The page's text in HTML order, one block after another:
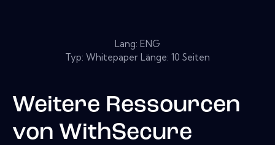
Lang: ENG
Typ: Whitepaper Länge: 10 Seiten
Weitere Ressourcen
von WithSecure